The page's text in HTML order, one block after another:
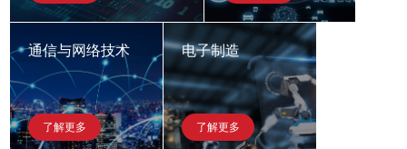
通信与网络技术
了解更多
电子制造
了解更多